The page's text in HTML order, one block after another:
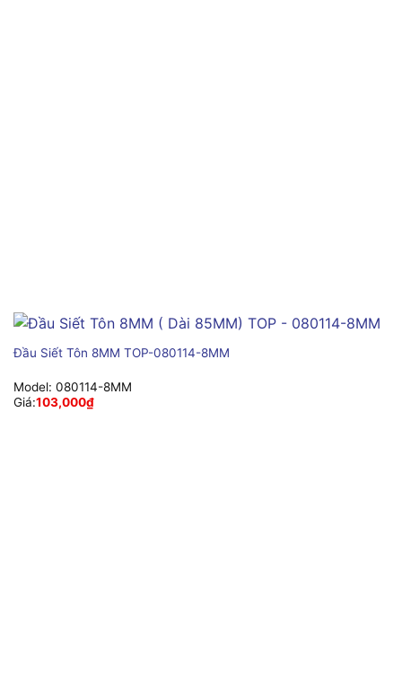
Đầu Siết Tôn 8MM TOP-080114-8MM
Model: 080114-8MM
Giá:103,000₫